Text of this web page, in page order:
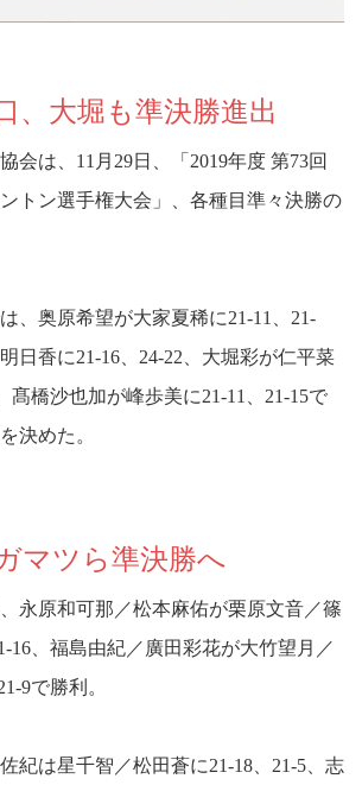
、大堀も準決勝進出
会は、11月29日、「2019年度 第73回
トン選手権大会」、各種目準々決勝の
、奥原希望が大家夏稀に21-11、21-
日香に21-16、24-22、大堀彩が仁平菜
髙橋沙也加が峰歩美に21-11、21-15で
決めた。
マツら準決勝へ
永原和可那／松本麻佑が栗原文音／篠
16、福島由紀／廣田彩花が大竹望月／
9で勝利。
紀は星千智／松田蒼に21-18、21-5、志